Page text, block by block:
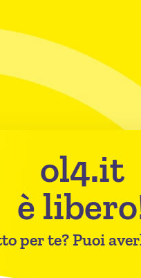
ol4.it
è
per te? Puoi